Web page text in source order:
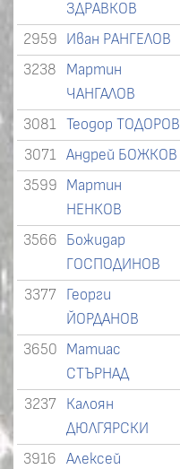
ЗДРАВКОВ
2959 Иван РАНГЕЛОВ
3238
Мартин
ЧАНГАЛОВ
3081 Теодор ТОДОРОВ
3071
Андрей БОЖКОВ
3599
Мартин
НЕНКОВ
3566
Божидар
ГОСПОДИНОВ
3377
Георги
ЙОРДАНОВ
3650
Матиас
СТЪРНАД
3237
Калоян
ДЮЛГЯРСКИ
3916
Алексей